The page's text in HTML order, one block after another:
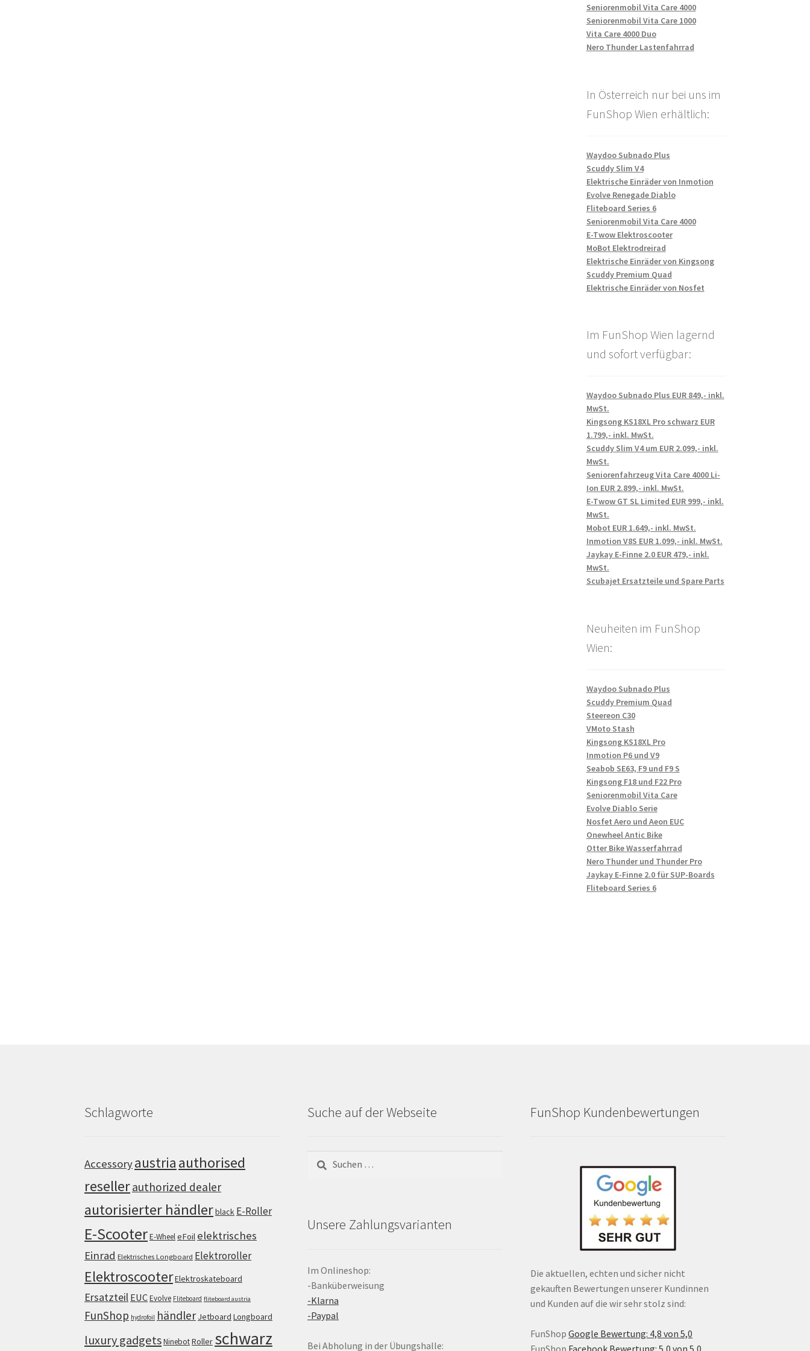
Seniorenmobil Vita Care 4000
Seniorenmobil Vita Care 1000
Vita Care 4000 Duo
Nero Thunder Lastenfahrrad
In Österreich nur bei uns im
FunShop Wien erhältlich:
Waydoo Subnado Plus
Scuddy Slim V4
Elektrische Einräder von Inmotion
Evolve Renegade Diablo
Fliteboard Series 6
Seniorenmobil Vita Care 4000
E-Twow Elektroscooter
MoBot Elektrodreirad
Elektrische Einräder von Kingsong
Scuddy Premium Quad
Elektrische Einräder von Nosfet
Im FunShop Wien lagernd
und sofort verfügbar:
Waydoo Subnado Plus EUR 849,- inkl.
MwSt.
Kingsong KS18XL Pro schwarz EUR
1.799,- inkl. MwSt.
Scuddy Slim V4 um EUR 2.099,- inkl.
MwSt.
Seniorenfahrzeug Vita Care 4000 Li-
Ion EUR 2.899,- inkl. MwSt.
E-Twow GT SL Limited EUR 999,- inkl.
MwSt.
Mobot EUR 1.649,- inkl. MwSt.
Inmotion V8S EUR 1.099,- inkl. MwSt.
Jaykay E-Finne 2.0 EUR 479,- inkl.
MwSt.
Scubajet Ersatzteile und Spare Parts
Neuheiten im FunShop
Wien:
Waydoo Subnado Plus
Scuddy Premium Quad
Steereon C30
VMoto Stash
Kingsong KS18XL Pro
Inmotion P6 und V9
Seabob SE63, F9 und F9 S
Kingsong F18 und F22 Pro
Seniorenmobil Vita Care
Evolve Diablo Serie
Nosfet Aero und Aeon EUC
Onewheel Antic Bike
Otter Bike Wasserfahrrad
Nero Thunder und Thunder Pro
Jaykay E-Finne 2.0 für SUP-Boards
Fliteboard Series 6
Schlagworte
Accessoryaustria authorised
resellerauthorized dealer
autorisierter händlerblack E-Roller
E-ScooterE-WheeleFoil elektrisches
Einrad Elektrisches Longboard Elektroroller
ElektroscooterElektroskateboard
Ersatzteil EUCEvolve Fliteboard fliteboard austria
FunShop hydrofoil händler Jetboard Longboard
luxury gadgetsNinebotRoller schwarz
Suche auf der Webseite
nach:
Unsere Zahlungsvarianten
Im Onlineshop:
-Banküberweisung
-Klarna
-Paypal
Bei Abholung in der Übungshalle:
FunShop Kundenbewertungen
Die aktuellen, echten und sicher nicht
gekauften Bewertungen unserer Kundinnen
und Kunden auf die wir sehr stolz sind:
FunShop Google Bewertung: 4,8 von 5,0
FunShop Facebook Bewertung: 5,0 von 5,0